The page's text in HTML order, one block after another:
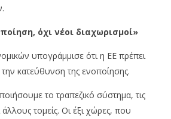
όχι νέοι διαχωρισμοί»
υπογράμμισε ότι η ΕΕ πρέπει
κατεύθυνση της ενοποίησης.
το τραπεζικό σύστημα, τις
τομείς. Οι έξι χώρες, που